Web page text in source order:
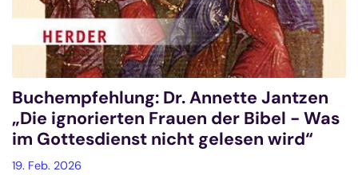
Buchempfehlung: Dr. Annette Jantzen
„Die ignorierten Frauen der Bibel - Was
im Gottesdienst nicht gelesen wird“
19. Feb. 2026